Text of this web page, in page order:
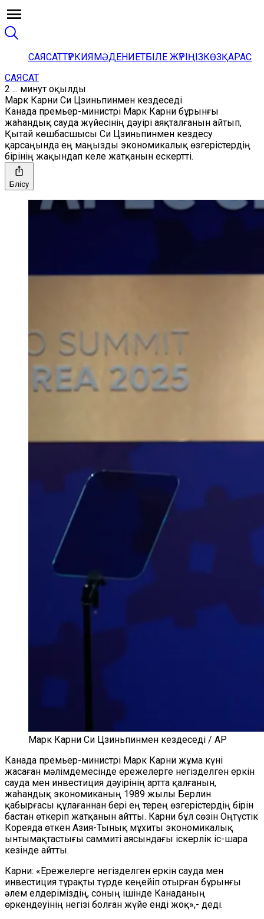
САЯСАТТҮРКИЯМӘДЕНИЕТБІЛЕ ЖҮРІҢІЗКӨЗҚАРАС
САЯСАТ
2 ... минут оқылды
Марк Карни Си Цзиньпинмен кездеседі
Канада премьер-министрі Марк Карни бұрынғы
жаһандық сауда жүйесінің дәуірі аяқталғанын айтып,
Қытай көшбасшысы Си Цзиньпинмен кездесу
қарсаңында ең маңызды экономикалық өзгерістердің
бірінің жақындап келе жатқанын ескертті.
Бөлісу
Марк Карни Си Цзиньпинмен кездеседі / AP
Канада премьер-министрі Марк Карни жұма күні
жасаған мәлімдемесінде ережелерге негізделген еркін
сауда мен инвестиция дәуірінің артта қалғанын,
жаһандық экономиканың 1989 жылы Берлин
қабырғасы құлағаннан бері ең терең өзгерістердің бірін
бастан өткеріп жатқанын айтты. Карни бұл сөзін Оңтүстік
Кореяда өткен Азия-Тынық мұхиты экономикалық
ынтымақтастығы саммиті аясындағы іскерлік іс-шара
кезінде айтты.
Карни: «Ережелерге негізделген еркін сауда мен
инвестиция тұрақты түрде кеңейіп отырған бұрынғы
әлем елдеріміздің, соның ішінде Канаданың
өркендеуінің негізі болған жүйе енді жоқ»,- деді.